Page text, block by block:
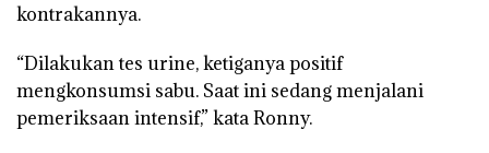
kontrakannya.
“Dilakukan tes urine, ketiganya positif
mengkonsumsi sabu. Saat ini sedang menjalani
pemeriksaan intensif,” kata Ronny.